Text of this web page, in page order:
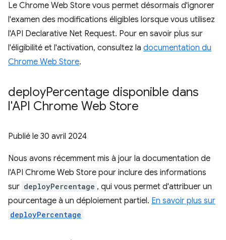
Le Chrome Web Store vous permet désormais d'ignorer
l'examen des modifications éligibles lorsque vous utilisez
l'API Declarative Net Request. Pour en savoir plus sur
l'éligibilité et l'activation, consultez la documentation du
Chrome Web Store.
deployPercentage disponible dans
l'API Chrome Web Store
Publié le 30 avril 2024
Nous avons récemment mis à jour la documentation de
l'API Chrome Web Store pour inclure des informations
sur deployPercentage , qui vous permet d'attribuer un
pourcentage à un déploiement partiel. En savoir plus sur
deployPercentage